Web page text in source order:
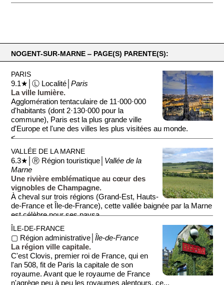
NOGENT-SUR-MARNE ‒ PAGE(S) PARENTE(S):
PARIS
9.1★│Ⓛ Localité│Paris
La ville lumière.
Agglomération tentaculaire de 11·000·000
d'habitants (dont 2·130·000 pour la
commune), Paris est la plus grande ville
d'Europe et l'une des villes les plus visitées au monde.
<...
VALLÉE DE LA MARNE
6.3★│Ⓡ Région touristique│ Vallée de la
Marne
Une rivière emblématique au cœur des
vignobles de Champagne.
À cheval sur trois régions (Grand-Est, Hauts-
de-France et Île-de-France), cette vallée baignée par la Marne
est célèbre pour ses paysa...
ÎLE-DE-FRANCE
▢ Région administrative│Île-de-France
La région ville capitale.
C'est Clovis, premier roi de France, qui en
l'an 508, fit de Paris la capitale de son
royaume. Avant que le royaume de France
n'agrège peu à peu les royaumes alentours, ce...